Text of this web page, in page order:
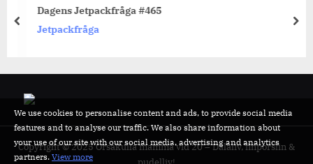
Dagens Jetpackfråga #465
Jetpackfråga
prev
Copyright © 2025 Orsakulla mamma vid 20 – Dalaliv, finporslin &
We use cookies to personalise content and ads, to provide social media
features and to analyse our traffic. We also share information about
your use of our site with our social media, advertising and analytics
partners. View more